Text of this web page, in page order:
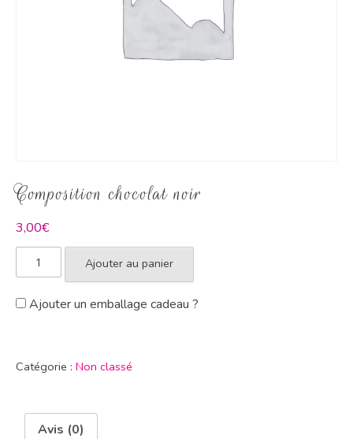
Composition chocolat noir
3,00€
Ajouter au panier
Ajouter un emballage cadeau ?
Catégorie : Non classé
Avis (0)